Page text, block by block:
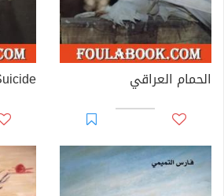
الحمام العراقي